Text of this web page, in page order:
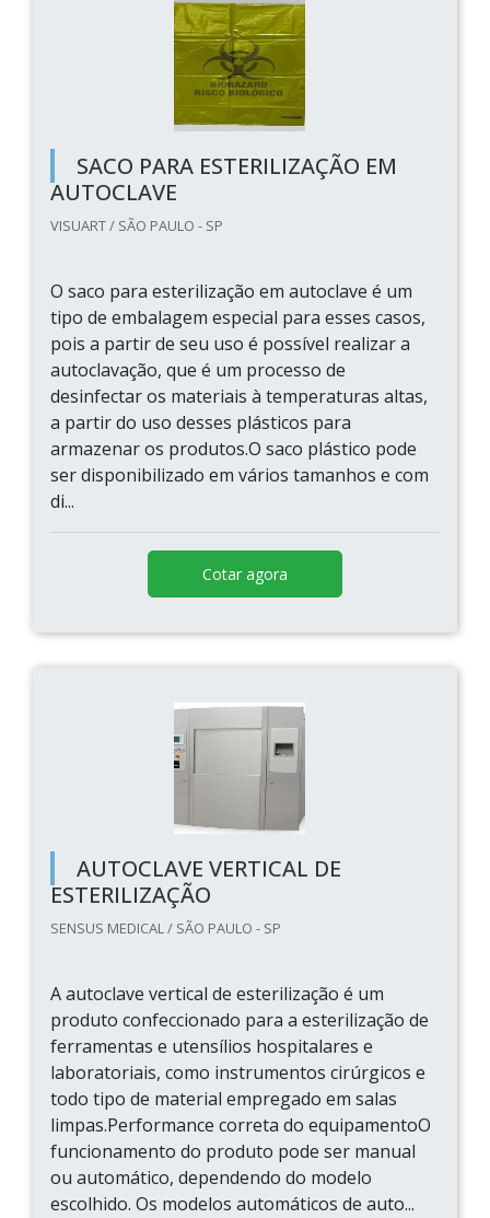
SACO PARA ESTERILIZAÇÃO EM
AUTOCLAVE
VISUART / SÃO PAULO - SP
O saco para esterilização em autoclave é um
tipo de embalagem especial para esses casos,
pois a partir de seu uso é possível realizar a
autoclavação, que é um processo de
desinfectar os materiais à temperaturas altas,
a partir do uso desses plásticos para
armazenar os produtos.O saco plástico pode
ser disponibilizado em vários tamanhos e com
di...
Cotar agora
AUTOCLAVE VERTICAL DE
ESTERILIZAÇÃO
SENSUS MEDICAL / SÃO PAULO - SP
A autoclave vertical de esterilização é um
produto confeccionado para a esterilização de
ferramentas e utensílios hospitalares e
laboratoriais, como instrumentos cirúrgicos e
todo tipo de material empregado em salas
limpas.Performance correta do equipamentoO
funcionamento do produto pode ser manual
ou automático, dependendo do modelo
escolhido. Os modelos automáticos de auto...